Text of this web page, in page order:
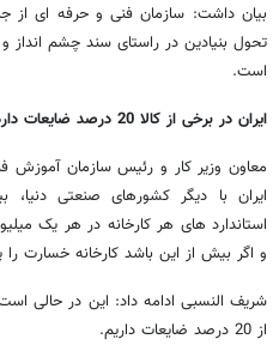
بیان داشت: سازمان فنی و حرفه ای
تحول بنیادین در راستای سند چشم
است.
ایران در برخی از کالا 20 درصد ضایعات دارد
معاون وزیر کار و رئیس سازمان آموزش
ایران با دیگر کشورهای صنعتی
و اگر بیش از این باشد کارخانه خسارت
شریف النسبی ادامه داد: این در حالی
از 20 درصد ضایعات داریم.